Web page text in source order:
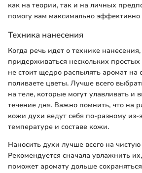
как на теории, так и на личных
помогу вам максимально эффективно
Техника нанесения
Когда речь идет о технике
придерживаться нескольких
не стоит щедро распылять аромат на
поливаете цветы. Лучше всего
на теле, которые могут улавливать и
течение дня. Важно помнить, что на
кожи духи ведут себя по-разному из-
температуре и составе кожи.
Наносить духи лучше всего на
Рекомендуется сначала увлажнить
поможет аромату дольше